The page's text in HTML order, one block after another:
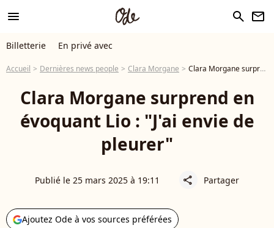
menu search newsletter
Billetterie En privé avec
Accueil Dernières news people Clara Morgane Clara Morgane surprend en évoquant Lio : "J'ai envie de pleurer"
Clara Morgane surprend en
évoquant Lio : "J'ai envie de
pleurer"
Publié le 25 mars 2025 à 19:11 share Partager
Ajoutez Ode à vos sources préférées